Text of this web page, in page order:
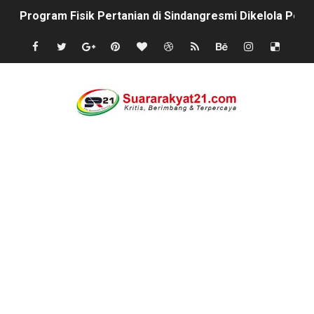
Program Fisik Pertanian di Sindangresmi Dikelola
Peringati Kemerdekaan Indonesia ke-81, Bukan
BPN PAREPARE: SERTIFIKAT DISERAHKAN TANPA